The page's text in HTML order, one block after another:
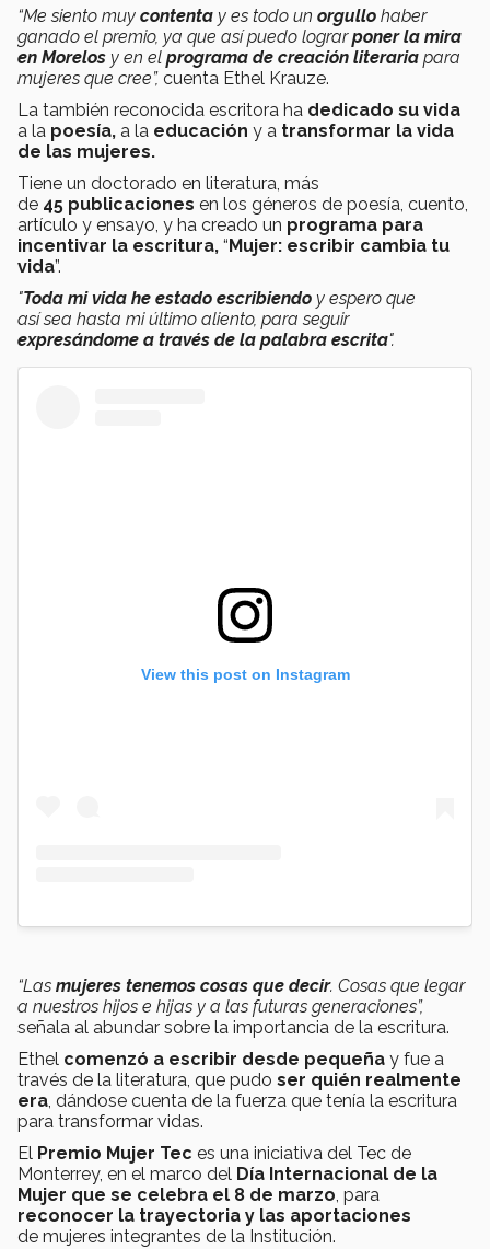
“Me siento muy contenta y es todo un orgullo haber
ganado el premio, ya que así puedo lograrponer la mira
en Morelos y en el programa de creación literaria para
mujeres que cree”, cuenta Ethel Krauze.
La también reconocida escritora ha dedicado su vida
a la poesía, a la educación y a transformar la vida
de las mujeres.
Tiene un doctorado en literatura, más
de 45 publicaciones en los géneros de poesía, cuento,
artículo y ensayo, y ha creado un programa para
incentivar la escritura, “Mujer: escribir cambia tu
vida”.
"Toda mi vida he estado escribiendo y espero que
así sea hasta mi último aliento, para seguir
expresándome a través de la palabra escrita".
View this post on Instagram
“Las mujeres tenemos cosas que decir. Cosas que legar
a nuestros hijos e hijas y a las futuras generaciones”,
señala al abundar sobre la importancia de la escritura.
Ethel comenzó a escribir desde pequeña y fue a
través de la literatura, que pudo ser quién realmente
era, dándose cuenta de la fuerza que tenía la escritura
para transformar vidas.
El Premio Mujer Tec es una iniciativa del Tec de
Monterrey, en el marco del Día Internacional de la
Mujer que se celebra el 8 de marzo, para
reconocer la trayectoria y las aportaciones
de mujeres integrantes de la Institución.